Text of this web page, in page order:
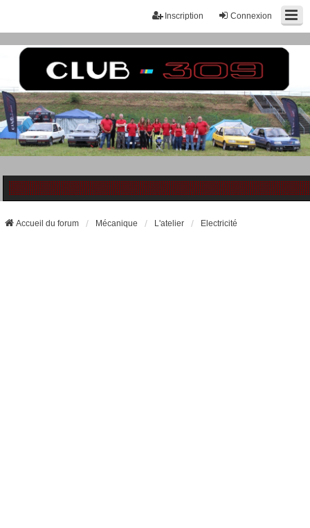
Connexion
Inscription
Accueil du forum Mécanique L'atelier Electricité